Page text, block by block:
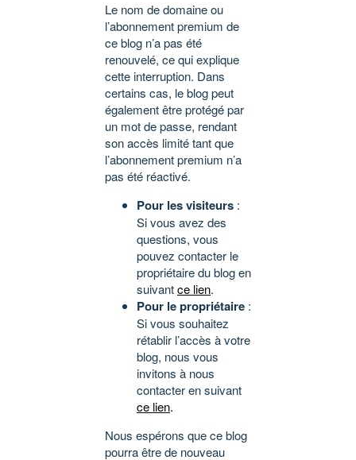
Le nom de domaine ou
l’abonnement premium de
ce blog n’a pas été
renouvelé, ce qui explique
cette interruption. Dans
certains cas, le blog peut
également être protégé par
un mot de passe, rendant
son accès limité tant que
l’abonnement premium n’a
pas été réactivé.
Pour les visiteurs :
Si vous avez des
questions, vous
pouvez contacter le
propriétaire du blog en
suivantce lien.
Pour le propriétaire :
Si vous souhaitez
rétablir l’accès à votre
blog, nous vous
invitons à nous
contacter en suivant
ce lien.
Nous espérons que ce blog
pourra être de nouveau